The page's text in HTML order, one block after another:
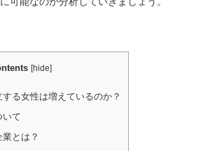
[hide]
る女性は増えているのか？
いて
とは？